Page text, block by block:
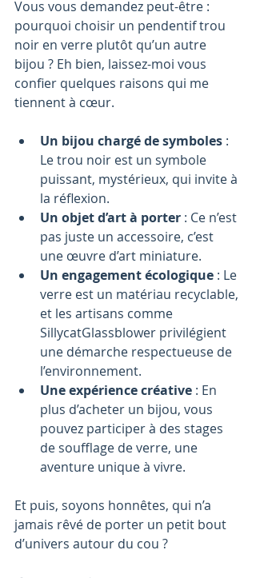
Vous vous demandez peut-être :
pourquoi choisir un pendentif trou
noir en verre plutôt qu’un autre
bijou ? Eh bien, laissez-moi vous
confier quelques raisons qui me
tiennent à cœur.
Un bijou chargé de symboles :
Le trou noir est un symbole
puissant, mystérieux, qui invite à
la réflexion.
Un objet d’art à porter : Ce n’est
pas juste un accessoire, c’est
une œuvre d’art miniature.
Un engagement écologique : Le
verre est un matériau recyclable,
et les artisans comme
SillycatGlassblower privilégient
une démarche respectueuse de
l’environnement.
Une expérience créative : En
plus d’acheter un bijou, vous
pouvez participer à des stages
de soufflage de verre, une
aventure unique à vivre.
Et puis, soyons honnêtes, qui n’a
jamais rêvé de porter un petit bout
d’univers autour du cou ?